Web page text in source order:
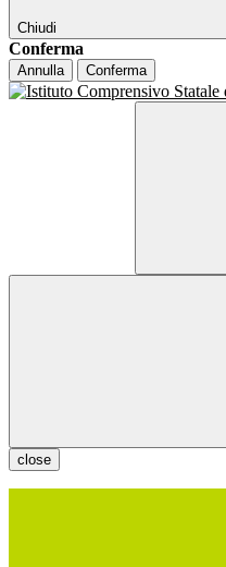
Chiudi
Conferma
Annulla Conferma
close